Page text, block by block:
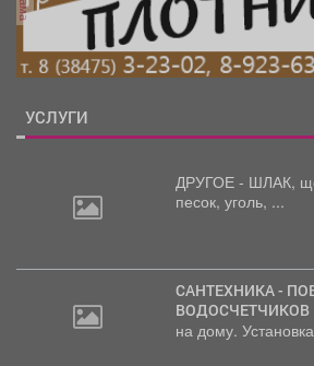
УСЛУГИ
ДРУГОЕ - ШЛАК,
песок, уголь, ...
САНТЕХНИКА - ПОВЕРКА
ВОДОСЧЕТЧИКОВ
на дому.